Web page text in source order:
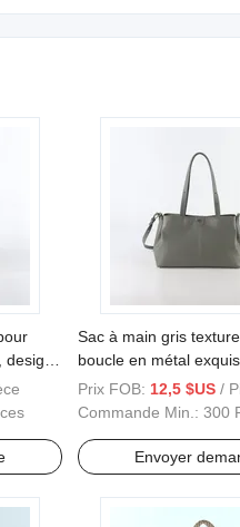
Sac à main gris
boucle en métal
capacité espace facile
l'épaule pour diverses
Prix FOB: 12,5 $US /
Commande Min.:300
Envoyer